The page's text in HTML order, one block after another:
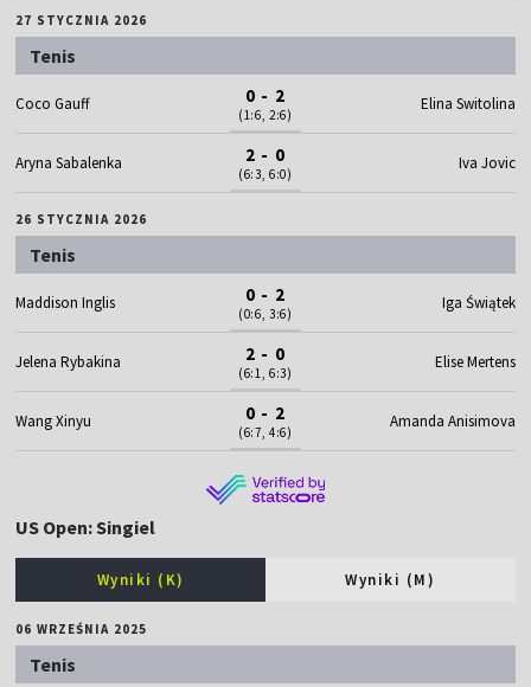
27 STYCZNIA 2026
Tenis
Coco Gauff 0 - 2
(1:6, 2:6)
Elina Switolina
Aryna Sabalenka 2 - 0
(6:3, 6:0)
Iva Jovic
26 STYCZNIA 2026
Tenis
Maddison Inglis 0 - 2
(0:6, 3:6)
Iga Świątek
Jelena Rybakina 2 - 0
(6:1, 6:3)
Elise Mertens
Wang Xinyu 0 - 2
(6:7, 4:6)
Amanda Anisimova
US Open: Singiel
Wyniki (K) Wyniki (M)
06 WRZEŚNIA 2025
Tenis